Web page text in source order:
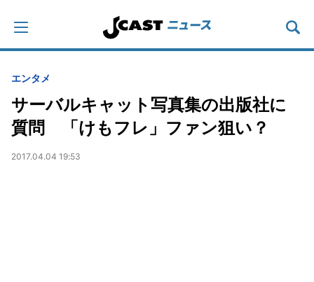
エンタメ
サーバルキャット写真集の出版社に
質問 「けもフレ」ファン狙い？
2017.04.04 19:53